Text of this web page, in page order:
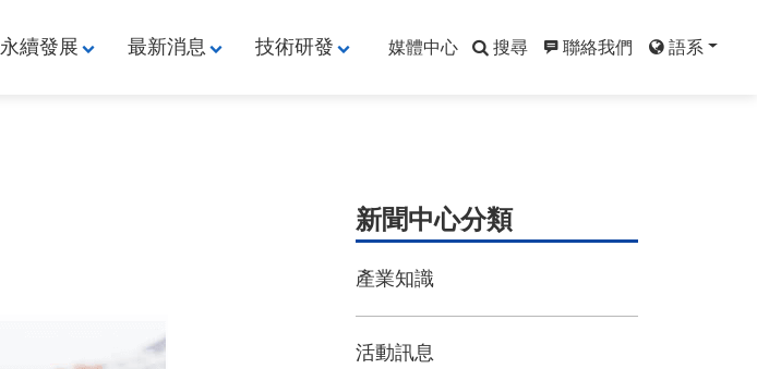
永續發展 最新消息 技術研發 媒體中心 搜尋 聯絡我們 語系
新聞中心分類
產業知識
活動訊息